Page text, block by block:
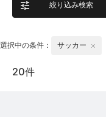
絞り込み検索
選択中の条件： サッカー
20件